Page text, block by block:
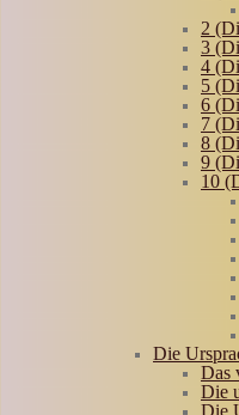
2
3
4
5
6
7
8
9
10
Die
Das
Die
Die